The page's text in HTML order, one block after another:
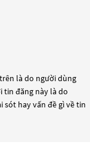
là do người dùng
tin đăng này là do
sót hay vấn đề gì về tin